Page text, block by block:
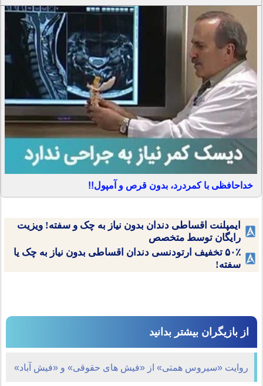
خداحافظی با کمردرد، بدون قرص و آمپول!!
ایمپلنت اقساطی دندان بدون نیاز به چک و سفته! ویزیت
رایگان توسط متخصص
۵۰٪ تخفیف ارتودنسی دندان اقساطی بدون نیاز به چک یا
سفته!
از بازیگران بیشتر بدانید
روایت «سیروس همتی» از «فیش ‌های حقوقی» و «فیش آباد»